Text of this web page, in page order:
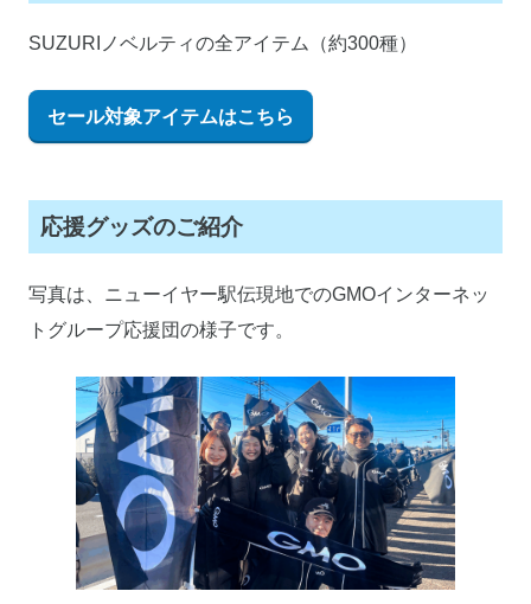
SUZURIノベルティの全アイテム（約300種）
セール対象アイテムはこちら
応援グッズのご紹介
写真は、ニューイヤー駅伝現地でのGMOインターネッ
トグループ応援団の様子です。